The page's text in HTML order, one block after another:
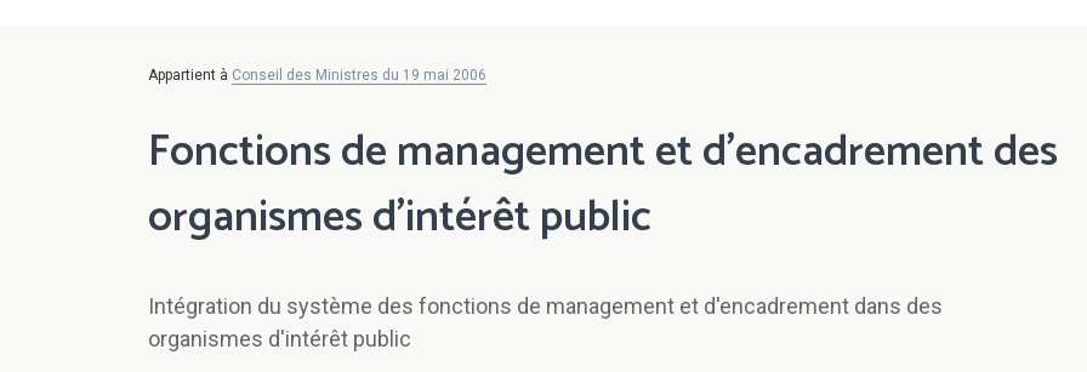
Appartient à Conseil des Ministres du 19 mai 2006
Fonctions de management et d'encadrement des
organismes d'intérêt public
Intégration du système des fonctions de management et d'encadrement dans des
organismes d'intérêt public